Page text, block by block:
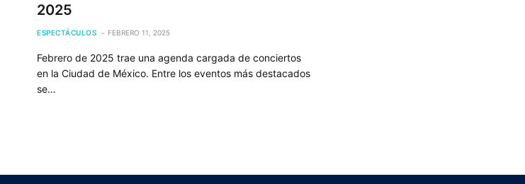
2025
ESPECTÁCULOS FEBRERO 11, 2025
Febrero de 2025 trae una agenda cargada de conciertos
en la Ciudad de México. Entre los eventos más destacados
se…